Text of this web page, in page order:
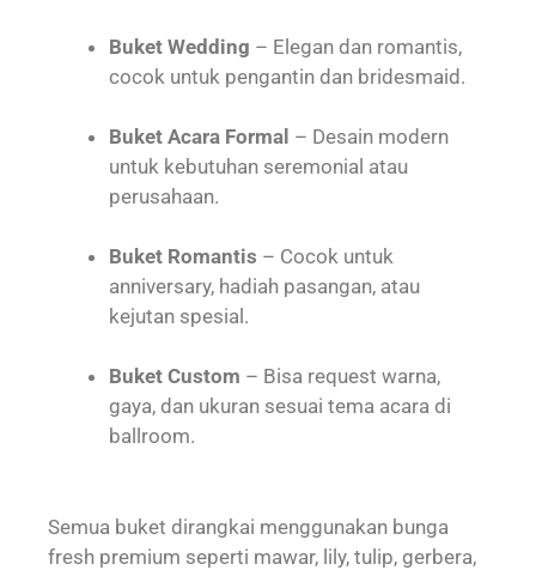
Buket Wedding – Elegan dan romantis,
cocok untuk pengantin dan bridesmaid.
Buket Acara Formal – Desain modern
untuk kebutuhan seremonial atau
perusahaan.
Buket Romantis – Cocok untuk
anniversary, hadiah pasangan, atau
kejutan spesial.
Buket Custom – Bisa request warna,
gaya, dan ukuran sesuai tema acara di
ballroom.
Semua buket dirangkai menggunakan bunga
fresh premium seperti mawar, lily, tulip, gerbera,